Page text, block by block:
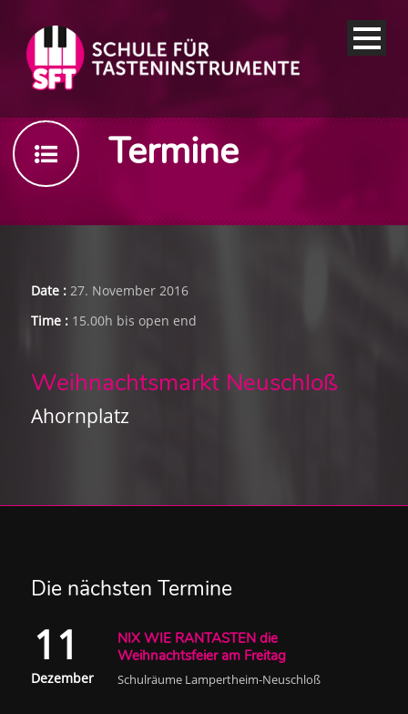
Termine
Date : 27. November 2016
Time : 15.00h bis open end
Weihnachtsmarkt Neuschloß
Ahornplatz
Die nächsten Termine
11
Dezember
NIX WIE RANTASTEN die
Weihnachtsfeier am Freitag
Schulräume Lampertheim-Neuschloß